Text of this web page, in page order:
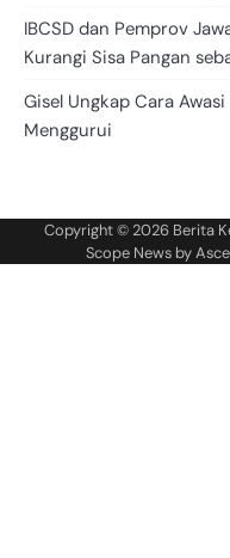
IBCSD dan Pemprov
Kurangi Sisa Pangan
Gisel Ungkap Cara
Menggurui
Copyright © 2026 Berita
Scope News by